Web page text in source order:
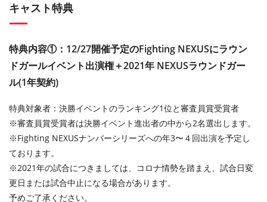
キャスト特典
特典内容①：12/27開催予定のFighting NEXUSにラウン
ドガールイベント出演権＋2021年 NEXUSラウンドガー
ル(1年契約)
特典対象者：決勝イベントのランキング1位と審査員賞受賞者
※審査員賞受賞者は決勝イベント進出者の中から2名選出します。
※Fighting NEXUSナンバーシリーズへの年3〜４回出演を予定し
ております。
※2021年の試合につきましては、コロナ情勢を踏まえ、試合日変
更日または試合中止になる場合があります。
予めご了承ください。